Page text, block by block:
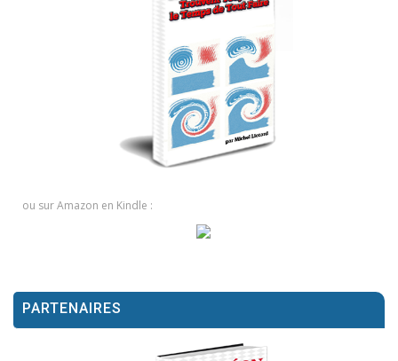
ou sur Amazon en Kindle :
PARTENAIRES